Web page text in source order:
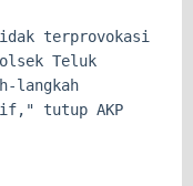
terprovokasi
Teluk
langkah
tutup AKP